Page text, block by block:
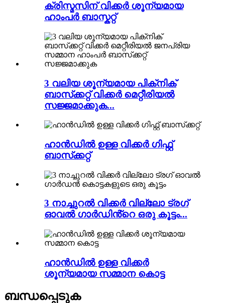
ക്രിസ്മസിന് വിക്കർ ശൂന്യമായ
ഹാംപർ ബാസ്കറ്റ്
3 വലിയ ശൂന്യമായ പിക്‌നിക്
ബാസ്‌ക്കറ്റ് വിക്കർ മെറ്റീരിയൽ
സജ്ജമാക്കുക...
ഹാൻഡിൽ ഉള്ള വിക്കർ ഗിഫ്റ്റ്
ബാസ്‌ക്കറ്റ്
3 നാച്ചുറൽ വിക്കർ വില്ലോ ട്രഗ്
ഓവൽ ഗാർഡിൻ്റെ ഒരു കൂട്ടം...
ഹാൻഡിൽ ഉള്ള വിക്കർ
ശൂന്യമായ സമ്മാന കൊട്ട
ബന്ധപ്പെടുക